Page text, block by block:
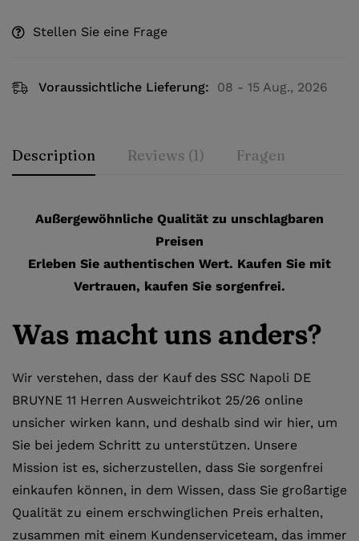
Stellen Sie eine Frage
Voraussichtliche Lieferung: 08 - 15 Aug., 2026
Description Reviews (1) Fragen
Außergewöhnliche Qualität zu unschlagbaren
Preisen
Erleben Sie authentischen Wert. Kaufen Sie mit
Vertrauen, kaufen Sie sorgenfrei.
Was macht uns anders?
Wir verstehen, dass der Kauf des SSC Napoli DE
BRUYNE 11 Herren Ausweichtrikot 25/26 online
unsicher wirken kann, und deshalb sind wir hier, um
Sie bei jedem Schritt zu unterstützen. Unsere
Mission ist es, sicherzustellen, dass Sie sorgenfrei
einkaufen können, in dem Wissen, dass Sie großartige
Qualität zu einem erschwinglichen Preis erhalten,
zusammen mit einem Kundenserviceteam, das immer